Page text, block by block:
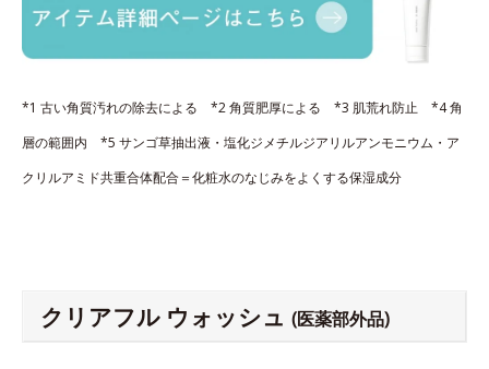
*1 古い角質汚れの除去による *2 角質肥厚による *3 肌荒れ防止 *4 角
層の範囲内 *5 サンゴ草抽出液・塩化ジメチルジアリルアンモニウム・ア
クリルアミド共重合体配合＝化粧水のなじみをよくする保湿成分
クリアフル ウォッシュ (医薬部外品)